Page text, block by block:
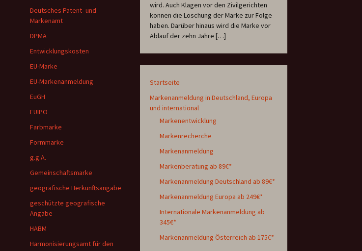
wird. Auch Klagen vor den Zivilgerichten
können die Löschung der Marke zur Folge
haben. Darüber hinaus wird die Marke vor
Ablauf der zehn Jahre […]
Startseite
Markenanmeldung in Deutschland, Europa
und international
Markenentwicklung
Markenrecherche
Markenanmeldung
Markenberatung ab 89€*
Markenanmeldung Deutschland ab 89€*
Markenanmeldung Europa ab 249€*
Internationale Markenanmeldung ab
345€*
Markenanmeldung Österreich ab 175€*
Deutsches Patent- und
Markenamt
DPMA
Entwicklungskosten
EU-Marke
EU-Markenanmeldung
EuGH
EUIPO
Farbmarke
Formmarke
g.g.A.
Gemeinschaftsmarke
geografische Herkunftsangabe
geschützte geografische
Angabe
HABM
Harmonisierungsamt für den